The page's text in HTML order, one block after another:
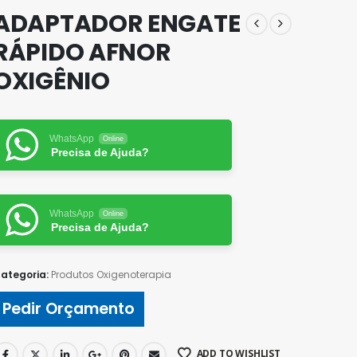
ENGATE
AFNOR
WhatsApp Online
Precisa de Ajuda?
WhatsApp Online
Precisa de Ajuda?
Produtos Oxigenoterapia
Pedir Orçamento
ADD TO WISHLIST